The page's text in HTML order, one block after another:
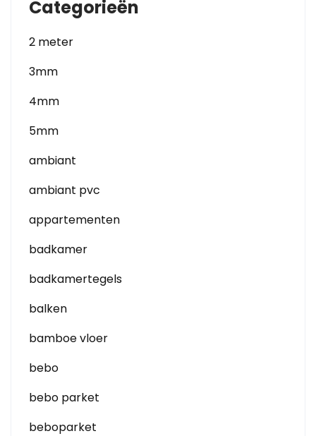
Categorieën
2 meter
3mm
4mm
5mm
ambiant
ambiant pvc
appartementen
badkamer
badkamertegels
balken
bamboe vloer
bebo
bebo parket
beboparket